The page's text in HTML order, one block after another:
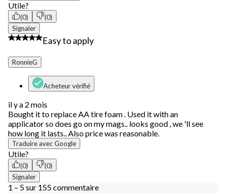
Utile?
(0)
(0)
Signaler
4 étoile(s) sur 5.
Easy to apply
RonnieG
Acheteur vérifié
il y a 2 mois
Bought it to replace AA tire foam . Used it with an
applicator so does go on my mags.. looks good , we 'll see
how long it lasts.. Also price was reasonable.
Traduire avec Google
Utile?
(0)
(0)
Signaler
1 – 5 sur 155 commentaire